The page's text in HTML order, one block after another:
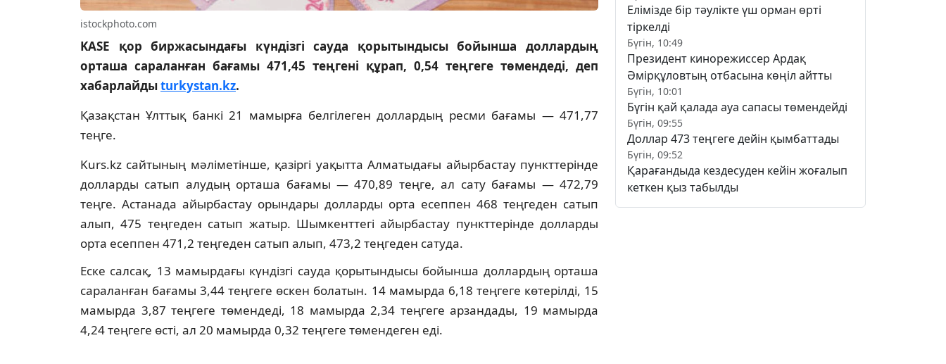
istockphoto.com
KASE қор биржасындағы күндізгі сауда қорытындысы бойынша доллардың
орташа сараланған бағамы 471,45 теңгені құрап, 0,54 теңгеге төмендеді, деп
хабарлайдыturkystan.kz.
Қазақстан Ұлттық банкі 21 мамырға белгілеген доллардың ресми бағамы — 471,77
теңге.
Kurs.kz сайтының мәліметінше, қазіргі уақытта Алматыдағы айырбастау пункттерінде
долларды сатып алудың орташа бағамы — 470,89 теңге, ал сату бағамы — 472,79
теңге. Астанада айырбастау орындары долларды орта есеппен 468 теңгеден сатып
алып, 475 теңгеден сатып жатыр. Шымкенттегі айырбастау пункттерінде долларды
орта есеппен 471,2 теңгеден сатып алып, 473,2 теңгеден сатуда.
Еске салсақ, 13 мамырдағы күндізгі сауда қорытындысы бойынша доллардың орташа
сараланған бағамы 3,44 теңгеге өскен болатын. 14 мамырда 6,18 теңгеге көтерілді, 15
мамырда 3,87 теңгеге төмендеді, 18 мамырда 2,34 теңгеге арзандады, 19 мамырда
4,24 теңгеге өсті, ал 20 мамырда 0,32 теңгеге төмендеген еді.
Елімізде бір тәулікте үш орман өрті
тіркелді
Бүгін, 10:49
Президент кинорежиссер Ардақ
Әмірқұловтың отбасына көңіл айтты
Бүгін, 10:01
Бүгін қай қалада ауа сапасы төмендейді
Бүгін, 09:55
Доллар 473 теңгеге дейін қымбаттады
Бүгін, 09:52
Қарағандыда кездесуден кейін жоғалып
кеткен қыз табылды